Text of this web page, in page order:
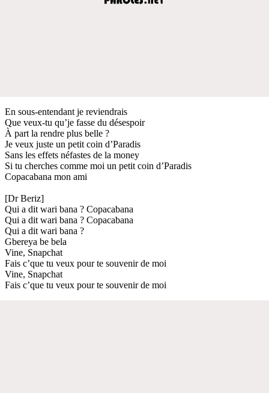
En sous-entendant je reviendrais
Que veux-tu qu’je fasse du désespoir
À part la rendre plus belle ?
Je veux juste un petit coin d’Paradis
Sans les effets néfastes de la money
Si tu cherches comme moi un petit coin d’Paradis
Copacabana mon ami
[Dr Beriz]
Qui a dit wari bana ? Copacabana
Qui a dit wari bana ? Copacabana
Qui a dit wari bana ?
Gbereya be bela
Vine, Snapchat
Fais c’que tu veux pour te souvenir de moi
Vine, Snapchat
Fais c’que tu veux pour te souvenir de moi